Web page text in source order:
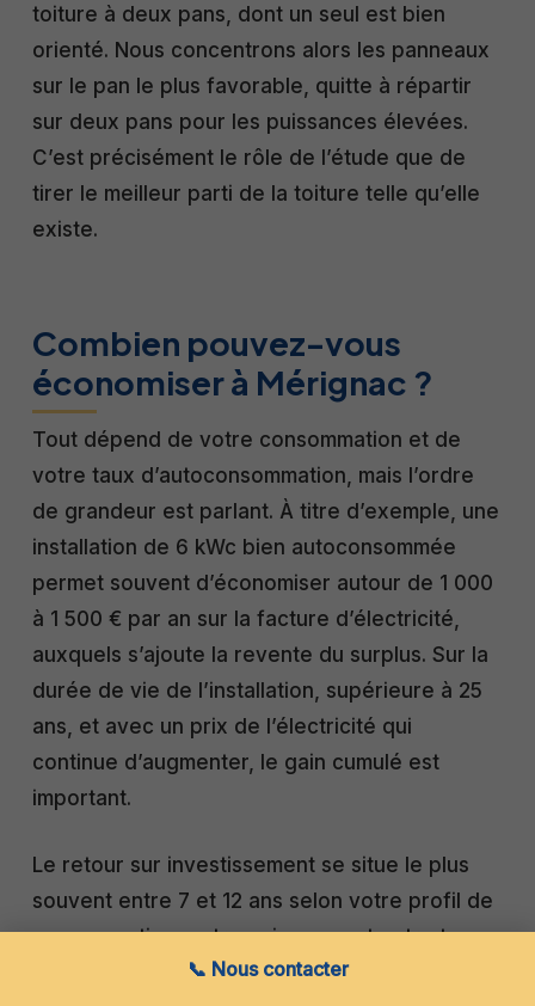
toiture à deux pans, dont un seul est bien
orienté. Nous concentrons alors les panneaux
sur le pan le plus favorable, quitte à répartir
sur deux pans pour les puissances élevées.
C’est précisément le rôle de l’étude que de
tirer le meilleur parti de la toiture telle qu’elle
existe.
Combien pouvez-vous
économiser à Mérignac ?
Tout dépend de votre consommation et de
votre taux d’autoconsommation, mais l’ordre
de grandeur est parlant. À titre d’exemple, une
installation de 6 kWc bien autoconsommée
permet souvent d’économiser autour de 1 000
à 1 500 € par an sur la facture d’électricité,
auxquels s’ajoute la revente du surplus. Sur la
durée de vie de l’installation, supérieure à 25
ans, et avec un prix de l’électricité qui
continue d’augmenter, le gain cumulé est
important.
Le retour sur investissement se situe le plus
souvent entre 7 et 12 ans selon votre profil de
consommation, votre puissance et votre taux
d’autoconsommation. Passé ce délai,
📞 Nous contacter